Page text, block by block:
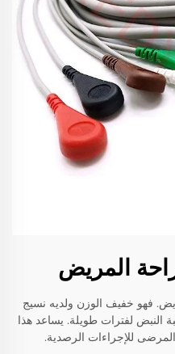
المريض
فهو خفيف الوزن ولديه نسيج
النبض لفترات طويلة. يساعد هذا
للإجراءات الرصدية.